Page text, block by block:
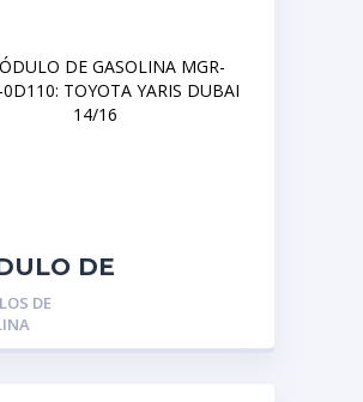
DE
MGR-
0D110: TOYOTA
DUBAI 14/16
DE